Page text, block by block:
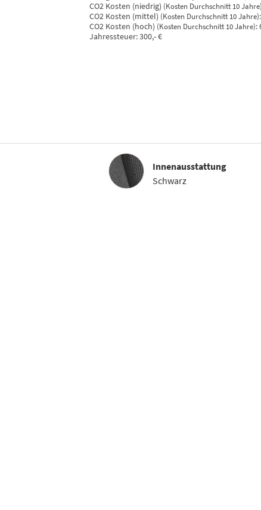
CO2 Kosten (niedrig) (Kosten Durchschnitt 10 Jahre)
CO2 Kosten (mittel) (Kosten Durchschnitt 10 Jahre):
CO2 Kosten (hoch) (Kosten Durchschnitt 10 Jahre):
Jahressteuer:300,- €
InnenausstattungInnenausstattung
Schwarz